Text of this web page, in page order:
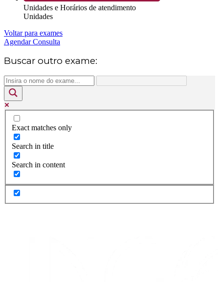
Unidades e Horários de atendimento
Unidades
Voltar para exames
Agendar Consulta
Buscar outro exame:
Exact matches only
Search in title
Search in content